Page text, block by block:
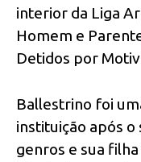
interior da Liga
Homem e
Detidos por
Ballestrino foi
instituição após o
genros e sua